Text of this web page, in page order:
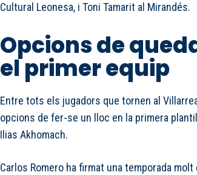
Cultural Leonesa, i Toni Tamarit al Mirandés.
Opcions de
el primer equip
Entre tots els jugadors que tornen al
opcions de fer-se un lloc en la primera
Ilias Akhomach.
Carlos Romero ha firmat una temporada molt